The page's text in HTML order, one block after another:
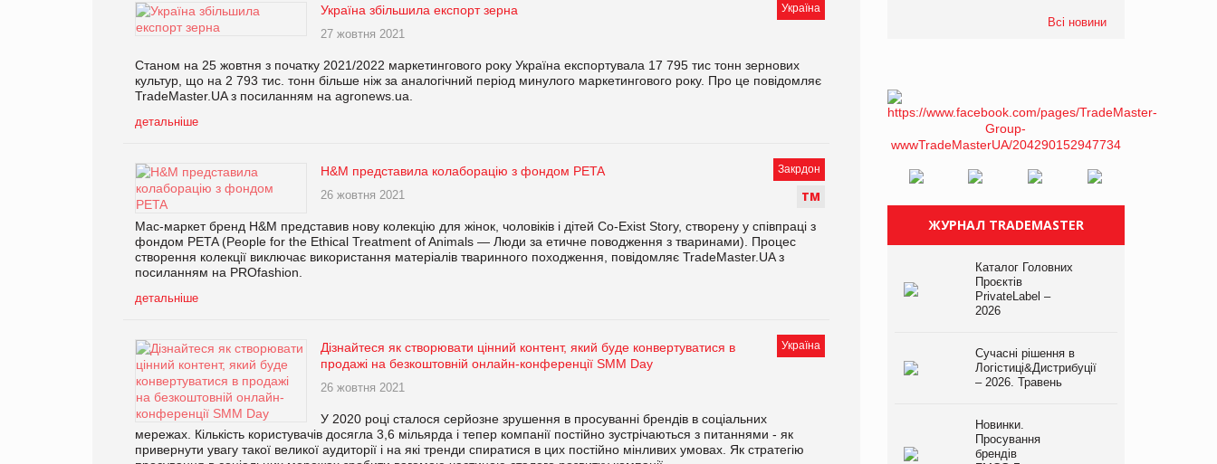
Україна
Україна збільшила експорт зерна
27 жовтня 2021
Станом на 25 жовтня з початку 2021/2022 маркетингового року Україна експортувала 17 795 тис тонн зернових
культур, що на 2 793 тис. тонн більше ніж за аналогічний період минулого маркетингового року. Про це повідомляє
TradeMaster.UA з посиланням на agronews.uа.
детальніше
Закрдон
ТМ
H&M представила колаборацію з фондом PETA
26 жовтня 2021
Мас-маркет бренд H&M представив нову колекцію для жінок, чоловіків і дітей Co-Exist Story, створену у співпраці з
фондом PETA (People for the Ethical Treatment of Animals — Люди за етичне поводження з тваринами). Процес
створення колекції виключає використання матеріалів тваринного походження, повідомляє TradeMaster.UA з
посиланням на PROfashion.
детальніше
Україна
Дізнайтеся як створювати цінний контент, який буде конвертуватися в
продажі на безкоштовній онлайн-конференції SMM Day
26 жовтня 2021
У 2020 році сталося серйозне зрушення в просуванні брендів в соціальних
мережах. Кількість користувачів досягла 3,6 мільярда і тепер компанії постійно зустрічаються з питаннями - як
привернути увагу такої великої аудиторії і на які тренди спиратися в цих постійно мінливих умовах. Як стратегію
Всі новини
ЖУРНАЛ TRADEMASTER
Каталог Головних
Проєктів
PrivateLabel –
2026
Сучасні рішення в
Логістиці&Дистрибуції
– 2026. Травень
Новинки.
Просування
брендів